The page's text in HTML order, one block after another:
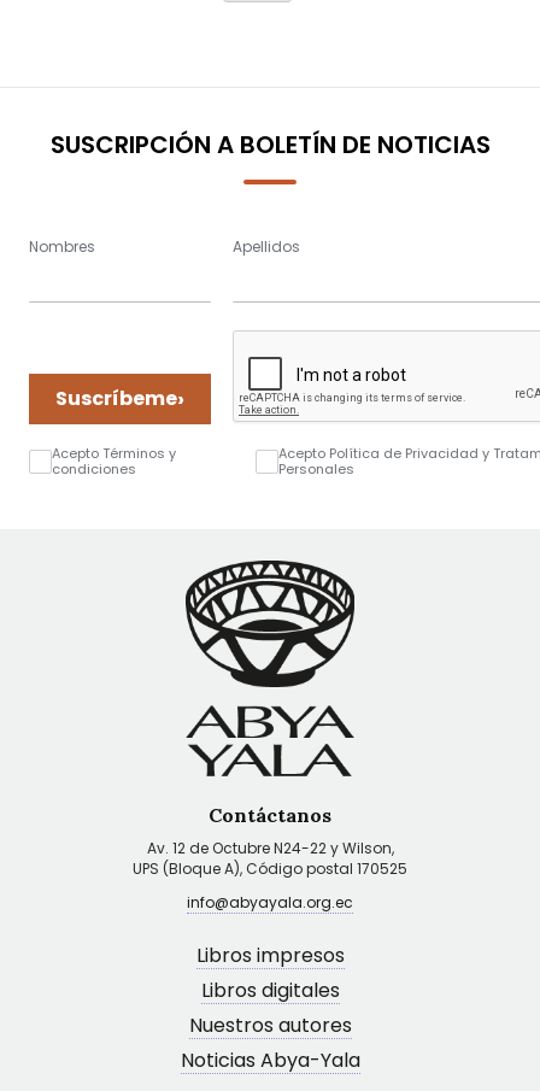
SUSCRIPCIÓN A BOLETÍN DE NOTICIAS
Nombres Apellidos
Suscríbeme›
Acepto Términos y
condiciones
Acepto Política de Privacidad y
Personales
Contáctanos
Av. 12 de Octubre N24-22 y Wilson,
UPS (Bloque A), Código postal 170525
info@abyayala.org.ec
Libros impresos
Libros digitales
Nuestros autores
Noticias Abya-Yala